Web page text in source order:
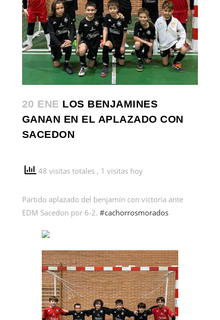
20 ENE LOS BENJAMINES
GANAN EN EL APLAZADO CON
SACEDON
48 visitas totales , 1 visitas hoy
Partido aplazado del benjamín con victoria ante
EDM Sacedon por 6-2. #cachorrosmorados